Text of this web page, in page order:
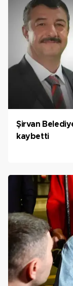
Şirvan
kaybetti